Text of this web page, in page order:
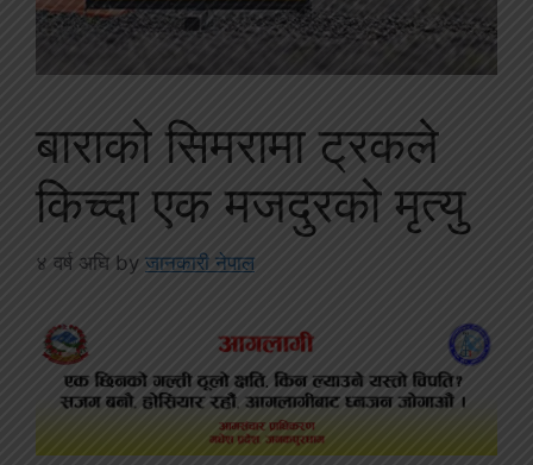
बाराको सिमरामा ट्रकले
किच्दा एक मजदुरको मृत्यु
४ वर्ष अघि by जानकारी नेपाल